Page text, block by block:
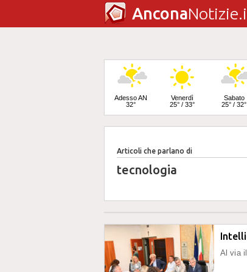
Ancona
Adesso AN
32°
Venerdì
25° / 33°
Sabato
25° / 32°
Domenica
24° / 32°
Articoli che parlano di
tecnologia
Al via